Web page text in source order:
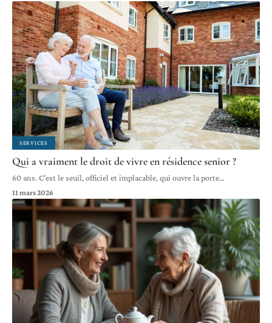
SERVICES
Qui a vraiment le droit de vivre en résidence senior ?
60 ans. C'est le seuil, officiel et implacable, qui ouvre la porte…
11 mars 2026